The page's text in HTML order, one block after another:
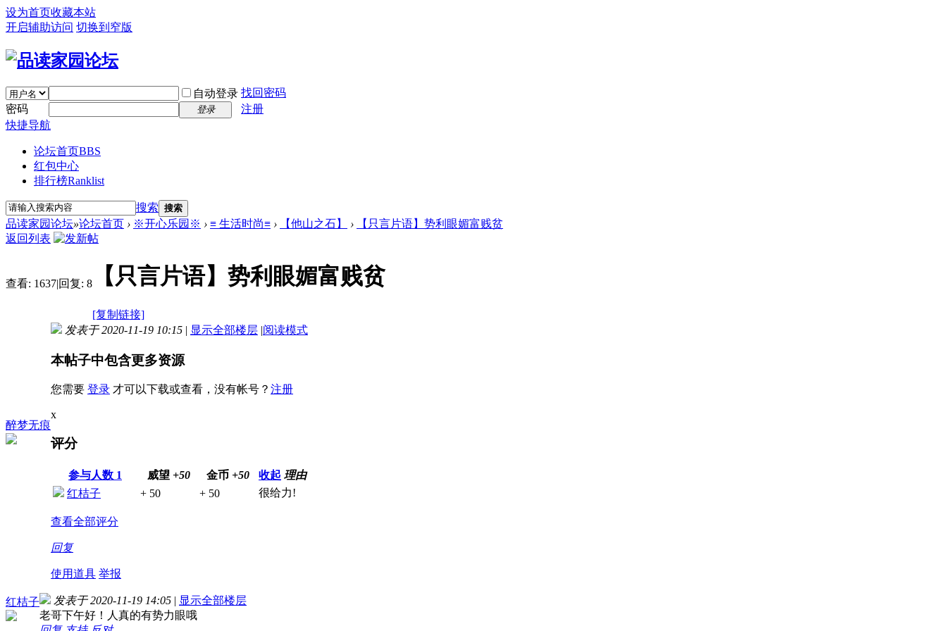
设为首页收藏本站
开启辅助访问 切换到窄版
自动登录 找回密码
密码
登录
注册
快捷导航
论坛首页BBS
红包中心
排行榜Ranklist
搜索 搜索
品读家园论坛»论坛首页 › ※开心乐园※ › ≡ 生活时尚≡ › 【他山之石】 ›
【只言片语】势利眼媚富贱贫
返回列表
查看: 1637|回复: 8 【只言片语】势利眼媚富贱贫
[复制链接]
醉梦无痕
发表于 2020-11-19 10:15 | 显示全部楼层 |阅读模式
本帖子中包含更多资源
您需要 登录 才可以下载或查看，没有帐号？ 注册
x
评分
参与人数 1 威望 +50 金币 +50 收起 理由
红桔子
+ 50 + 50 很给力!
查看全部评分
回复
使用道具 举报
红桔子 发表于 2020-11-19 14:05 | 显示全部楼层
老哥下午好！人真的有势力眼哦